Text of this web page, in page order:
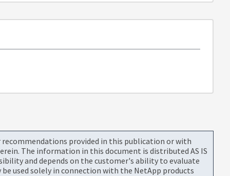
provided in this publication or with
The information in this document is distributed AS IS
and depends on the customer's ability to evaluate
used solely in connection with the NetApp products